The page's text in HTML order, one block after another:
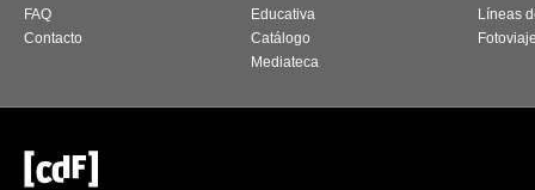
FAQ
Contacto
Educativa
Catálogo
Mediateca
Líneas